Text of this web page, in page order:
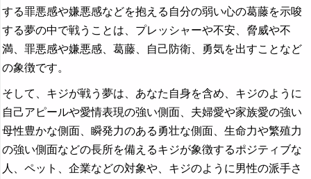
する罪悪感や嫌悪感などを抱える自分の弱い心の葛藤を示唆
する夢の中で戦うことは、プレッシャーや不安、脅威や不
満、罪悪感や嫌悪感、葛藤、自己防衛、勇気を出すことなど
の象徴です。
そして、キジが戦う夢は、あなた自身を含め、キジのように
自己アピールや愛情表現の強い側面、夫婦愛や家族愛の強い
母性豊かな側面、瞬発力のある勇壮な側面、生命力や繁殖力
の強い側面などの長所を備えるキジが象徴するポジティブな
人、ペット、企業などの対象や、キジのように男性の派手さ